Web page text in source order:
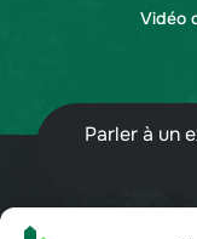
Vidéo
Parler à un